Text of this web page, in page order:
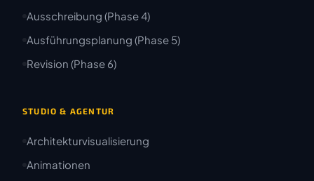
Ausschreibung (Phase 4)
Ausführungsplanung (Phase 5)
Revision (Phase 6)
STUDIO & AGENTUR
Architekturvisualisierung
Animationen